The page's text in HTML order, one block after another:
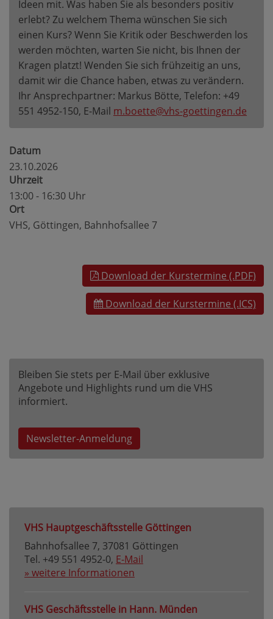
Ideen mit. Was haben Sie als besonders positiv
erlebt? Zu welchem Thema wünschen Sie sich
einen Kurs? Wenn Sie Kritik oder Beschwerden los
werden möchten, warten Sie nicht, bis Ihnen der
Kragen platzt! Wenden Sie sich frühzeitig an uns,
damit wir die Chance haben, etwas zu verändern.
Ihr Ansprechpartner: Markus Bötte, Telefon: +49
551 4952-150, E-Mail m.boette@vhs-goettingen.de
Datum
23.10.2026
Uhrzeit
13:00 - 16:30 Uhr
Ort
VHS, Göttingen, Bahnhofsallee 7
Download der Kurstermine (.PDF)
Download der Kurstermine (.ICS)
Bleiben Sie stets per E-Mail über exklusive
Angebote und Highlights rund um die VHS
informiert.
Newsletter-Anmeldung
VHS Hauptgeschäftsstelle Göttingen
Bahnhofsallee 7, 37081 Göttingen
Tel. +49 551 4952-0, E-Mail
» weitere Informationen
VHS Geschäftsstelle in Hann. Münden